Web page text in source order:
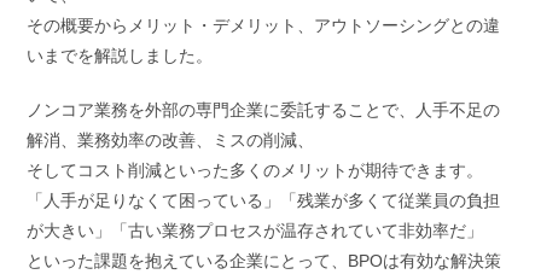
その概要からメリット・デメリット、アウトソーシングとの違
いまでを解説しました。
ノンコア業務を外部の専門企業に委託することで、人手不足の
解消、業務効率の改善、ミスの削減、
そしてコスト削減といった多くのメリットが期待できます。
「人手が足りなくて困っている」「残業が多くて従業員の負担
が大きい」「古い業務プロセスが温存されていて非効率だ」
といった課題を抱えている企業にとって、BPOは有効な解決策